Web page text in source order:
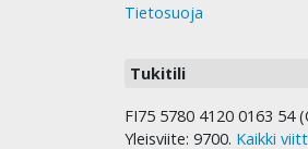
Tietosuoja
Tukitili
FI75 5780 4120 0163 54
Yleisviite: 9700. Kaikki